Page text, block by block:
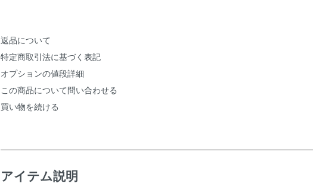
返品について
特定商取引法に基づく表記
オプションの値段詳細
この商品について問い合わせる
買い物を続ける
アイテム説明